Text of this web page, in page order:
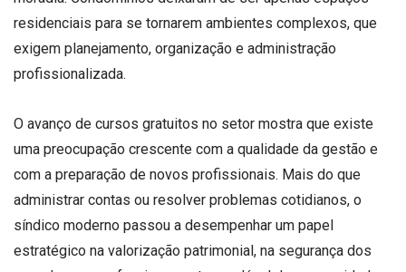
residenciais para se tornarem ambientes complexos, que
exigem planejamento, organização e administração
profissionalizada.
O avanço de cursos gratuitos no setor mostra que existe
uma preocupação crescente com a qualidade da gestão e
com a preparação de novos profissionais. Mais do que
administrar contas ou resolver problemas cotidianos, o
síndico moderno passou a desempenhar um papel
estratégico na valorização patrimonial, na segurança dos